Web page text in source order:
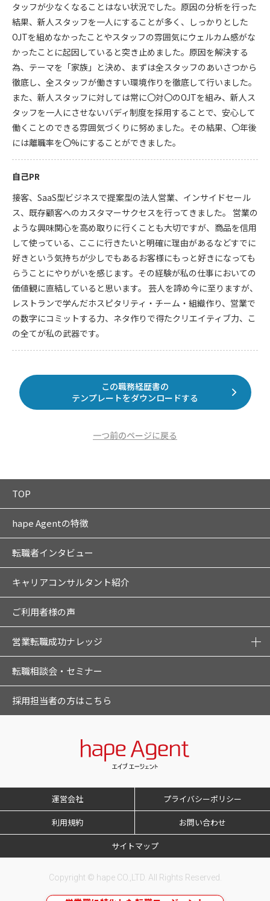
タッフが少なくなることはない状況でした。原因の分析を行った
結果、新人スタッフを一人にすることが多く、しっかりとした
OJTを組めなかったことやスタッフの雰囲気にウェルカム感がな
かったことに起因していると突き止めました。原因を解決する
為、テーマを「家族」と決め、まずは全スタッフのあいさつから
徹底し、全スタッフが働きすい環境作りを徹底して行いました。
また、新人スタッフに対しては常に〇対〇のOJTを組み、新人ス
タッフを一人にさせないバディ制度を採用することで、安心して
働くことのできる雰囲気づくりに努めました。その結果、〇年後
には離職率を〇%にすることができました。
自己PR
接客、SaaS型ビジネスで提案型の法人営業、インサイドセール
ス、既存顧客へのカスタマーサクセスを行ってきました。 営業の
ような興味関心を高め取りに行くことも大切ですが、商品を信用
して使っている、ここに行きたいと明確に理由があるなどすでに
好きという気持ちが少しでもあるお客様にもっと好きになっても
らうことにやりがいを感じます。その経験が私の仕事においての
価値観に直結していると思います。 芸人を諦め今に至りますが、
レストランで学んだホスピタリティ・チーム・組織作り、営業で
の数字にコミットする力、ネタ作りで得たクリエイティブ力、こ
の全てが私の武器です。
この職務経歴書の
テンプレートをダウンロードする
一つ前のページに戻る
TOP
hape Agentの特徴
転職者インタビュー
キャリアコンサルタント紹介
ご利用者様の声
営業転職成功ナレッジ
転職相談会・セミナー
採用担当者の方はこちら
運営会社 プライバシーポリシー
利用規約 お問い合わせ
サイトマップ
Copyright © hape CO.,LTD. All Rights Reserved.